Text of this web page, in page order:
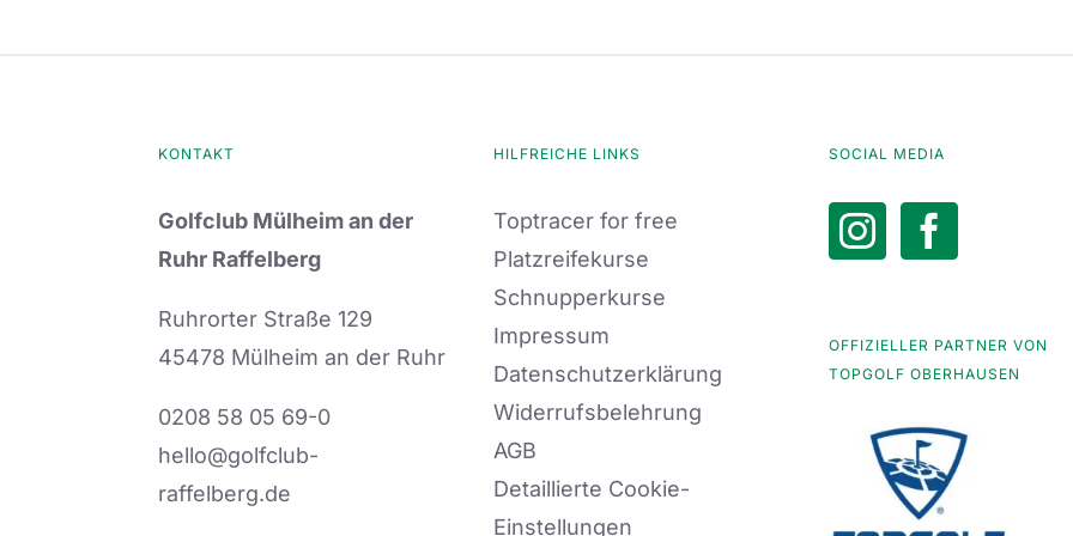
KONTAKT
Golfclub Mülheim an der
Ruhr Raffelberg
Ruhrorter Straße 129
45478 Mülheim an der Ruhr
0208 58 05 69-0
hello@golfclub-
raffelberg.de
HILFREICHE LINKS
Toptracer for free
Platzreifekurse
Schnupperkurse
Impressum
Datenschutzerklärung
Widerrufsbelehrung
AGB
Detaillierte Cookie-
Einstellungen
SOCIAL MEDIA
OFFIZIELLER PARTNER VON
TOPGOLF OBERHAUSEN